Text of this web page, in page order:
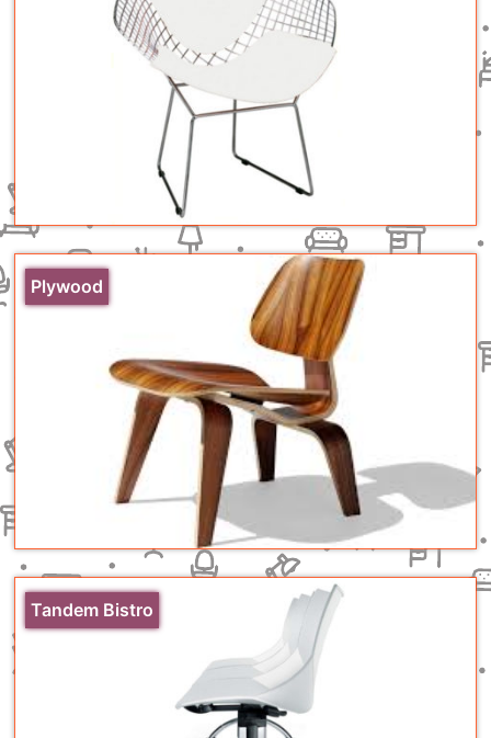
Plywood
Tandem Bistro